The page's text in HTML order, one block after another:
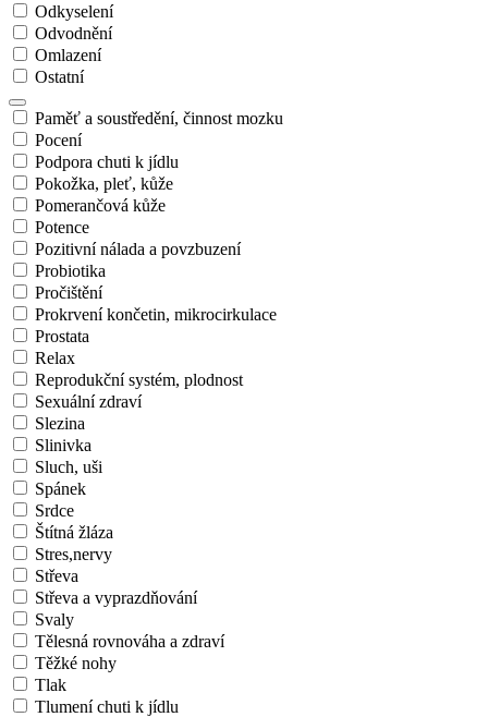
Odkyselení
Odvodnění
Omlazení
Ostatní
Paměť a soustředění, činnost mozku
Pocení
Podpora chuti k jídlu
Pokožka, pleť, kůže
Pomerančová kůže
Potence
Pozitivní nálada a povzbuzení
Probiotika
Pročištění
Prokrvení končetin, mikrocirkulace
Prostata
Relax
Reprodukční systém, plodnost
Sexuální zdraví
Slezina
Slinivka
Sluch, uši
Spánek
Srdce
Štítná žláza
Stres,nervy
Střeva
Střeva a vyprazdňování
Svaly
Tělesná rovnováha a zdraví
Těžké nohy
Tlak
Tlumení chuti k jídlu